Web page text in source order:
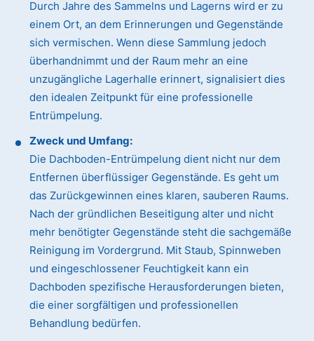
Durch Jahre des Sammelns und Lagerns wird er zu
einem Ort, an dem Erinnerungen und Gegenstände
sich vermischen. Wenn diese Sammlung jedoch
überhandnimmt und der Raum mehr an eine
unzugängliche Lagerhalle erinnert, signalisiert dies
den idealen Zeitpunkt für eine professionelle
Entrümpelung.
Zweck und Umfang:
Die Dachboden-Entrümpelung dient nicht nur dem
Entfernen überflüssiger Gegenstände. Es geht um
das Zurückgewinnen eines klaren, sauberen Raums.
Nach der gründlichen Beseitigung alter und nicht
mehr benötigter Gegenstände steht die sachgemäße
Reinigung im Vordergrund. Mit Staub, Spinnweben
und eingeschlossener Feuchtigkeit kann ein
Dachboden spezifische Herausforderungen bieten,
die einer sorgfältigen und professionellen
Behandlung bedürfen.